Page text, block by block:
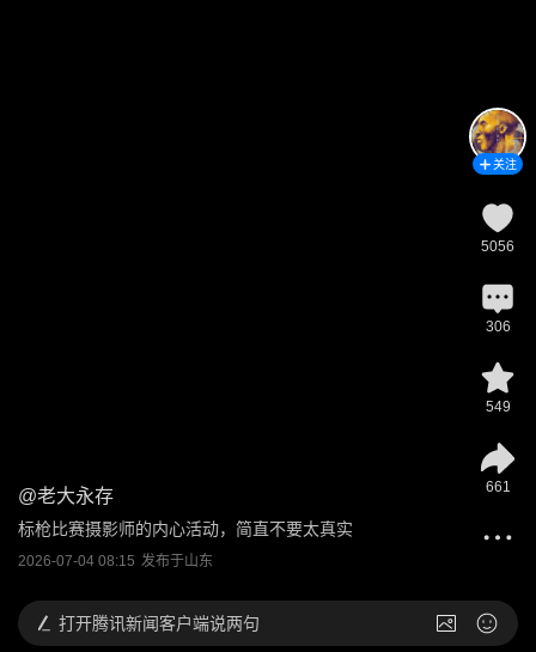
@老大永存
标枪比赛摄影师的内心活动，简直不要太真实
2026-07-04 08:15 发布于山东
关注
5056
306
549
661
打开腾讯新闻客户端说两句